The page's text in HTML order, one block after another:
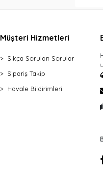
Müşteri Hizmetleri
Sıkça Sorulan Sorular
Sipariş Takip
Havale Bildirimleri